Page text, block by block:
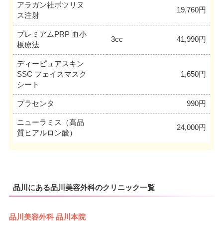
アラガン社ボツリヌ
ス注射
19,760円
プレミアムPRP 血小
板療法
3cc 41,990円
ディーピュアスキン
SSC フェイスマスク
シート
1,650円
プラセンタ 990円
ニューラミス（高品
質ヒアルロン酸）
24,000円
品川にある品川美容外科のクリニック一覧
品川美容外科 品川本院